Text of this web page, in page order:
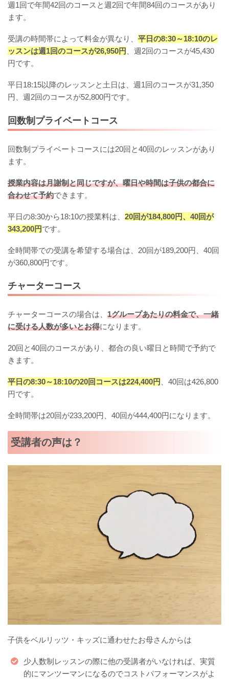
週1回で年間42回のコースと週2回で年間84回のコースがあり
ます。
受講の時間帯によって料金が異なり、 平日の8:30～18:10のレ
ッスンは週1回のコースが26,950円
、週2回のコースが45,430
円です。
平日18:15以降のレッスンと土日は、週1回のコースが31,350
円、週2回のコースが52,800円です。
回数制プライベートコース
回数制プライベートコースには20回と40回のレッスンがあり
ます。
授業内容は月謝制と同じですが、曜日や時間は子供の都合に
合わせて予約できます。
平日の8:30から18:10の授業料は、 20回が184,800円、40回が
343,200円です。
全時間帯での受講を希望する場合は、20回が189,200円、40回
が360,800円です。
チャーターコース
チャーターコースの場合は、 1グループあたりの料金で、一緒
に受ける人数が多いとお得になります。
20回と40回のコースがあり、都合の良い曜日と時間で予約で
きます。
平日の8:30～18:10の20回コースは224,400円
、40回は426,800
円です。
全時間帯は20回が233,200円、40回が444,400円になります。
受講者の声は？
子供をベルリッツ・キッズに通わせたお母さんからは
少人数制レッスンの際に他の受講者がいなければ、実質
的にマンツーマンになるのでコストパフォーマンスがよ